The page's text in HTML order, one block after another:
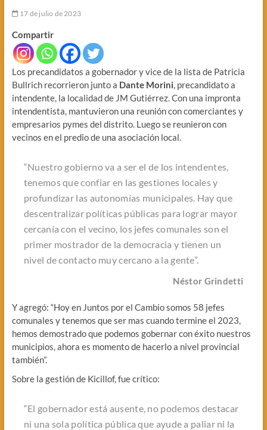
17 de julio de 2023
Compartir
Los precandidatos a gobernador y vice de la lista de Patricia
Bullrich recorrieron junto a Dante Morini, precandidato a
intendente, la localidad de JM Gutiérrez. Con una impronta
intendentista, mantuvieron una reunión con comerciantes y
empresarios pymes del distrito. Luego se reunieron con
vecinos en el predio de una asociación local.
“Nuestro gobierno va a ser el de los intendentes,
tenemos que confiar en las gestiones locales y
profundizar las autonomías municipales. Hay que
descentralizar políticas públicas para lograr mayor
cercanía con el vecino, los jefes comunales son el
primer mostrador de la democracia y tienen un
nivel de contacto muy cercano a la gente”.
Néstor Grindetti
Y agregó: “Hoy en Juntos por el Cambio somos 58 jefes
comunales y tenemos que ser mas cuando termine el 2023,
hemos demostrado que podemos gobernar con éxito nuestros
municipios, ahora es momento de hacerlo a nivel provincial
también”.
Sobre la gestión de Kicillof, fue crítico:
“El gobernador está ausente, no podemos destacar
ni una sola política pública que ayude a paliar ni la